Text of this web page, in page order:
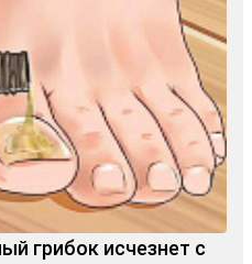
грибок исчезнет с